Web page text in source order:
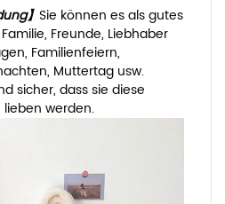
】 Sie können es als gutes
Freunde, Liebhaber
Familienfeiern,
Muttertag usw.
sicher, dass sie diese
werden.